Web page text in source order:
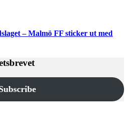
– Malmö FF sticker ut med